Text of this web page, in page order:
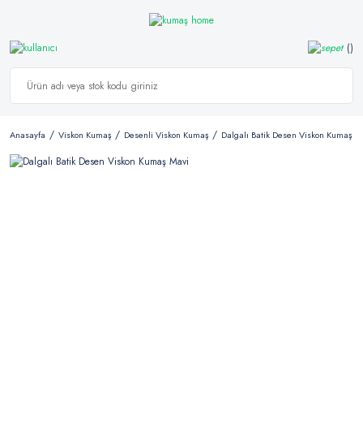
Anasayfa Viskon Kumaş Desenli Viskon Kumaş Dalgalı Batik Desen Viskon Kumaş